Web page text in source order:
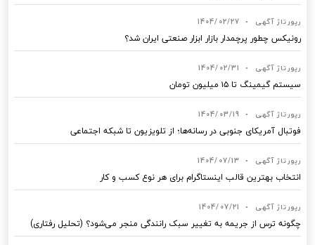
رپورتاژ آگهی •
1404/02/27
رونیکس چطور پرچمدار بازار ابزار صنعتی ایران شد؟
رپورتاژ آگهی •
1404/02/31
سیستم گیمینگ تا ۱۵ میلیون تومان
رپورتاژ آگهی •
1404/03/19
فوتبال آمریکای جنوبی در رسانه‌ها؛ از تلویزیون تا شبکه اجتماعی
رپورتاژ آگهی •
1404/07/13
انتخاب بهترین قالب‌ اینستاگرام برای هر نوع کسب‌ و کار
رپورتاژ آگهی •
1404/07/21
چگونه ترس از جریمه به تغییر سبک رانندگی منجر می‌شود؟ (تحلیل رفتاری)